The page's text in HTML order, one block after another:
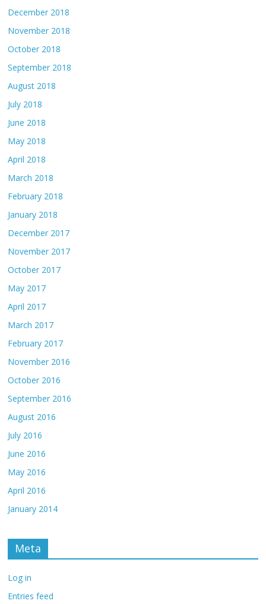
December 2018
November 2018
October 2018
September 2018
August 2018
July 2018
June 2018
May 2018
April 2018
March 2018
February 2018
January 2018
December 2017
November 2017
October 2017
May 2017
April 2017
March 2017
February 2017
November 2016
October 2016
September 2016
August 2016
July 2016
June 2016
May 2016
April 2016
January 2014
Meta
Log in
Entries feed